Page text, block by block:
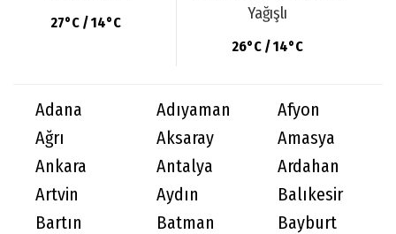
27°C / 14°C
Yağışlı
26°C / 14°C
Adana Adıyaman
Afyon
Ağrı
Aksaray
Amasya
Ankara
Antalya
Ardahan
Artvin
Aydın
Balıkesir
Bartın
Batman
Bayburt